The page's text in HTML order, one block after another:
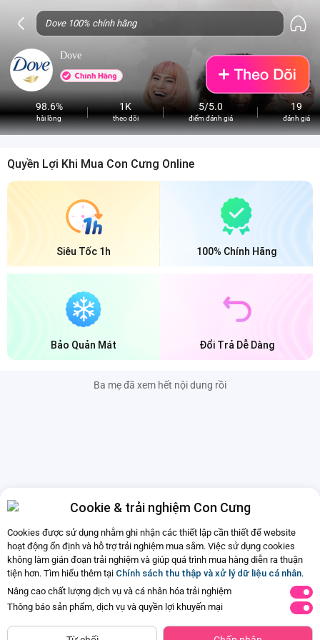
Dove
98.6%
hài lòng
1K
theo dõi
5/5.0
điểm đánh giá
19
đánh giá
Quyền Lợi Khi Mua Con Cưng Online
Siêu Tốc 1h 100% Chính Hãng
Bảo Quản Mát Đổi Trả Dễ Dàng
Ba mẹ đã xem hết nội dung rồi
Cookie & trải nghiệm Con Cưng
Cookies được sử dụng nhằm ghi nhận các thiết lập cần thiết để website
hoạt động ổn định và hỗ trợ trải nghiệm mua sắm. Việc sử dụng cookies
không làm gián đoạn trải nghiệm và giúp quá trình mua hàng diễn ra thuận
tiện hơn. Tìm hiểu thêm tại Chính sách thu thập và xử lý dữ liệu cá nhân.
Nâng cao chất lượng dịch vụ và cá nhân hóa trải nghiệm
Thông báo sản phẩm, dịch vụ và quyền lợi khuyến mại